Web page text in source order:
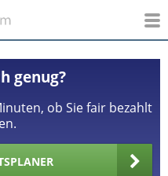
genug?
ob Sie fair bezahlt